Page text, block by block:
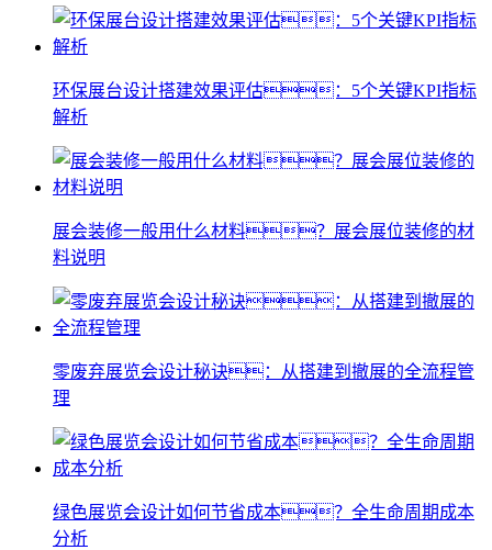
环保展台设计搭建效果评估：5个关键KPI指标
解析
展会装修一般用什么材料？展会展位装修的材
料说明
零废弃展览会设计秘诀：从搭建到撤展的全流程管
理
绿色展览会设计如何节省成本？全生命周期成本
分析